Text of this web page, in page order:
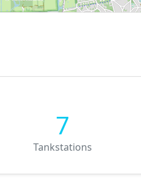
7
Tankstations